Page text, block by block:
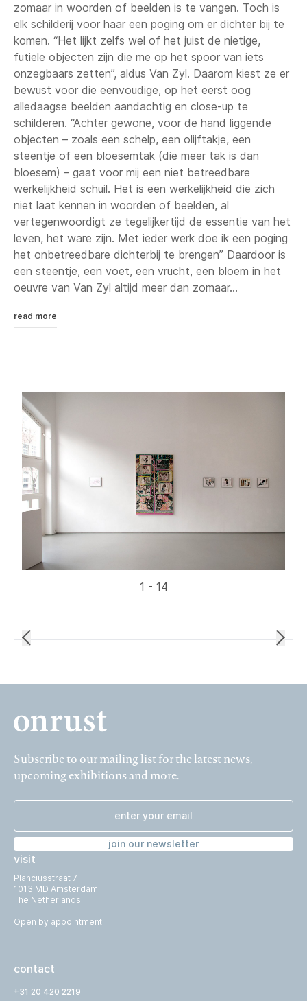
zomaar in woorden of beelden is te vangen. Toch is
elk schilderij voor haar een poging om er dichter bij te
komen. “Het lijkt zelfs wel of het juist de nietige,
futiele objecten zijn die me op het spoor van iets
onzegbaars zetten”, aldus Van Zyl. Daarom kiest ze er
bewust voor die eenvoudige, op het eerst oog
alledaagse beelden aandachtig en close-up te
schilderen. “Achter gewone, voor de hand liggende
objecten – zoals een schelp, een olijftakje, een
steentje of een bloesemtak (die meer tak is dan
bloesem) – gaat voor mij een niet betreedbare
werkelijkheid schuil. Het is een werkelijkheid die zich
niet laat kennen in woorden of beelden, al
vertegenwoordigt ze tegelijkertijd de essentie van het
leven, het ware zijn. Met ieder werk doe ik een poging
het onbetreedbare dichterbij te brengen” Daardoor is
een steentje, een voet, een vrucht, een bloem in het
oeuvre van Van Zyl altijd meer dan zomaar...
read more
1 - 14
visit
Planciusstraat 7
1013 MD Amsterdam
The Netherlands
Open by appointment.
contact
+31 20 420 2219
Subscribe to our mailing list for the latest news,
upcoming exhibitions and more.
join our newsletter